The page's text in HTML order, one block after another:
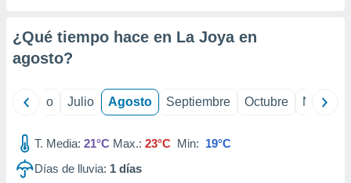
e
¿Qué tiempo hace en La Joya en
agosto?
Junio Julio Agosto Septiembre Octubre
T. Media: 21°C Max.: 23°C Min: 19°C
Días de lluvia: 1 días